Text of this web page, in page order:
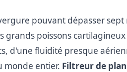
pouvant dépasser
grands poissons
d'une fluidité presque
monde entier. Filtreur de